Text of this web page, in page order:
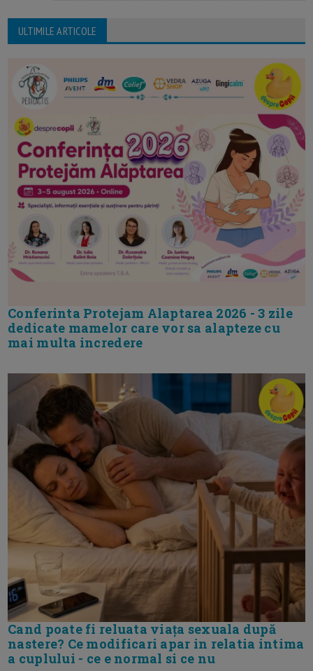
ULTIMILE ARTICOLE
Conferinta Protejam Alaptarea 2026 - 3 zile
dedicate mamelor care vor sa alapteze cu
mai multa incredere
Cand poate fi reluata viața sexuala după
nastere? Ce modificari apar in relatia intima
a cuplului - ce e normal si ce nu